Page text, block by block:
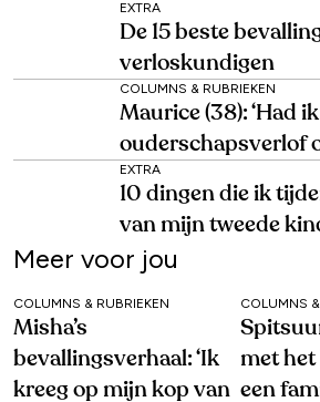
EXTRA
De 15 beste
verloskundigen
COLUMNS & RUBRIEKEN
Maurice (38): ‘Had
ouderschapsverlof
EXTRA
10 dingen die ik
van mijn tweede
Meer voor jou
COLUMNS & RUBRIEKEN
Misha’s
bevallingsverhaal: ‘Ik
kreeg op mijn kop van
COLUMNS
met het
een